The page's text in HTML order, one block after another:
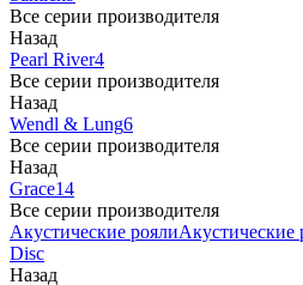
Все серии производителя
Назад
Pearl River4
Все серии производителя
Назад
Wendl & Lung6
Все серии производителя
Назад
Grace14
Все серии производителя
Акустические роялиАкустические
Disc
Назад